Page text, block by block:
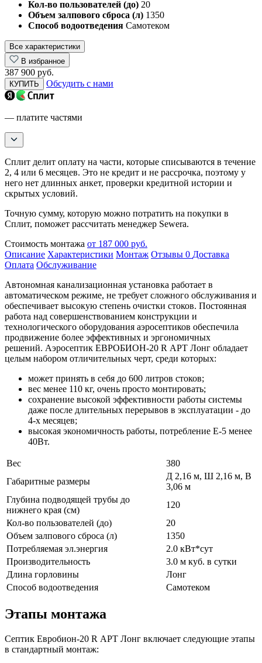
Кол-во пользователей (до) 20
Объем залпового сброса (л) 1350
Способ водоотведения Самотеком
Все характеристики
В избранное
387 900 руб.
КУПИТЬ Обсудить с нами
— платите частями
Сплит делит оплату на части, которые списываются в течение
2, 4 или 6 месяцев. Это не кредит и не рассрочка, поэтому у
него нет длинных анкет, проверки кредитной истории и
скрытых условий.
Точную сумму, которую можно потратить на покупки в
Сплит, поможет рассчитать менеджер Sewera.
Стоимость монтажа от 187 000 руб.
Описание Характеристики Монтаж Отзывы 0 Доставка
Оплата Обслуживание
Автономная канализационная установка работает в
автоматическом режиме, не требует сложного обслуживания и
обеспечивает высокую степень очистки стоков. Постоянная
работа над совершенствованием конструкции и
технологического оборудования аэросептиков обеспечила
продвижение более эффективных и эргономичных
решений. Аэросептик ЕВРОБИОН-20 R АРТ Лонг обладает
целым набором отличительных черт, среди которых:
может принять в себя до 600 литров стоков;
вес менее 110 кг, очень просто монтировать;
сохранение высокой эффективности работы системы
даже после длительных перерывов в эксплуатации - до
4-х месяцев;
высокая экономичность работы, потребление Е-5 менее
40Вт.
Вес
380
Габаритные размеры
Д 2,16 м, Ш 2,16 м, В
3,06 м
Глубина подводящей трубы до
нижнего края (см)
120
Кол-во пользователей (до)
20
Объем залпового сброса (л)
1350
Потребляемая эл.энергия
2.0 кВт*сут
Производительность
3.0 м куб. в сутки
Длина горловины
Лонг
Способ водоотведения
Самотеком
Этапы монтажа
Септик Евробион-20 R АРТ Лонг включает следующие этапы
в стандартный монтаж: